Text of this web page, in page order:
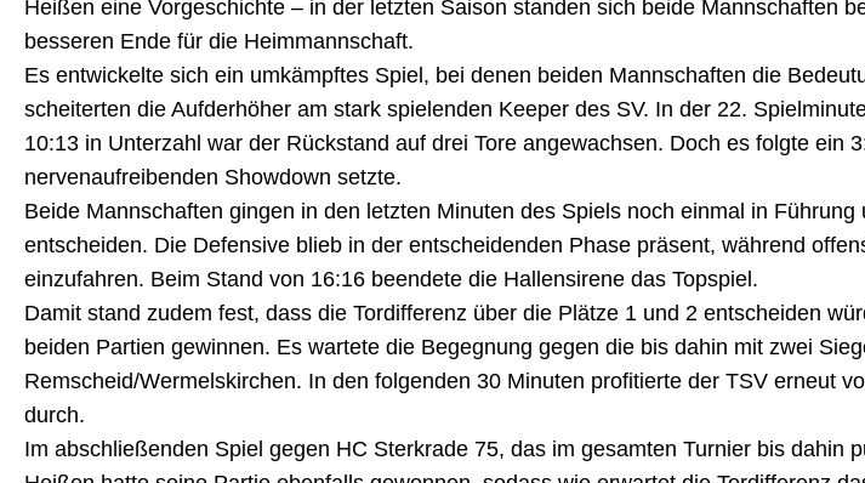
Heißen eine Vorgeschichte – in der letzten Saison standen sich beide Mannschaften
besseren Ende für die Heimmannschaft.
Es entwickelte sich ein umkämpftes Spiel, bei denen beiden Mannschaften die
scheiterten die Aufderhöher am stark spielenden Keeper des SV. In der 22.
10:13 in Unterzahl war der Rückstand auf drei Tore angewachsen. Doch es folgte ein
nervenaufreibenden Showdown setzte.
Beide Mannschaften gingen in den letzten Minuten des Spiels noch einmal in
entscheiden. Die Defensive blieb in der entscheidenden Phase präsent, während
einzufahren. Beim Stand von 16:16 beendete die Hallensirene das Topspiel.
Damit stand zudem fest, dass die Tordifferenz über die Plätze 1 und 2 entscheiden
beiden Partien gewinnen. Es wartete die Begegnung gegen die bis dahin mit zwei
Remscheid/Wermelskirchen. In den folgenden 30 Minuten profitierte der TSV erneut
durch.
Im abschließenden Spiel gegen HC Sterkrade 75, das im gesamten Turnier bis dahin